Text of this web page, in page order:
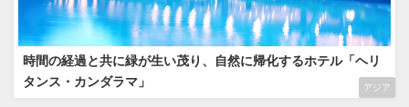
アジア
時間の経過と共に緑が生い茂り、自然に帰化するホテル「ヘリ
タンス・カンダラマ」